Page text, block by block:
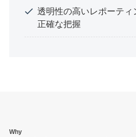
透明性の高いレポーテ
正確な把握
Why